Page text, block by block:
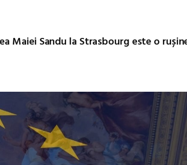
Maiei Sandu la Strasbourg este o